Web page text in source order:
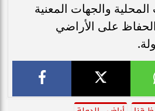
والجهات المعنية
على الأراضي